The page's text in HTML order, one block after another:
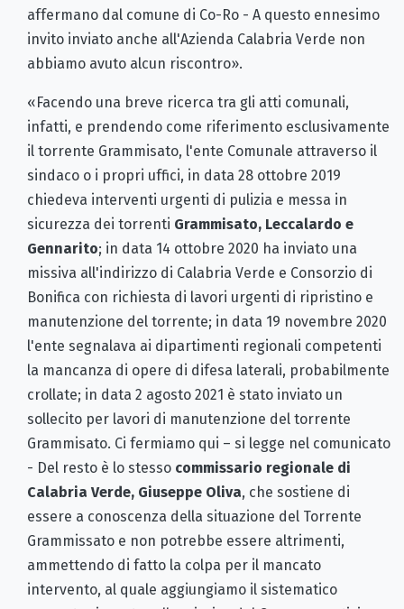
affermano dal comune di Co-Ro - A questo ennesimo
invito inviato anche all'Azienda Calabria Verde non
abbiamo avuto alcun riscontro».
«Facendo una breve ricerca tra gli atti comunali,
infatti, e prendendo come riferimento esclusivamente
il torrente Grammisato, l'ente Comunale attraverso il
sindaco o i propri uffici, in data 28 ottobre 2019
chiedeva interventi urgenti di pulizia e messa in
sicurezza dei torrenti Grammisato, Leccalardo e
Gennarito; in data 14 ottobre 2020 ha inviato una
missiva all'indirizzo di Calabria Verde e Consorzio di
Bonifica con richiesta di lavori urgenti di ripristino e
manutenzione del torrente; in data 19 novembre 2020
l'ente segnalava ai dipartimenti regionali competenti
la mancanza di opere di difesa laterali, probabilmente
crollate; in data 2 agosto 2021 è stato inviato un
sollecito per lavori di manutenzione del torrente
Grammisato. Ci fermiamo qui – si legge nel comunicato
- Del resto è lo stesso commissario regionale di
Calabria Verde, Giuseppe Oliva, che sostiene di
essere a conoscenza della situazione del Torrente
Grammissato e non potrebbe essere altrimenti,
ammettendo di fatto la colpa per il mancato
intervento, al quale aggiungiamo il sistematico